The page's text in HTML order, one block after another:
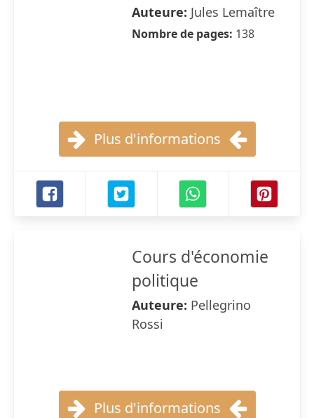
Auteure: Jules Lemaître
Nombre de pages: 138
Plus d'informations
Cours d'économie
politique
Auteure: Pellegrino
Rossi
Plus d'informations